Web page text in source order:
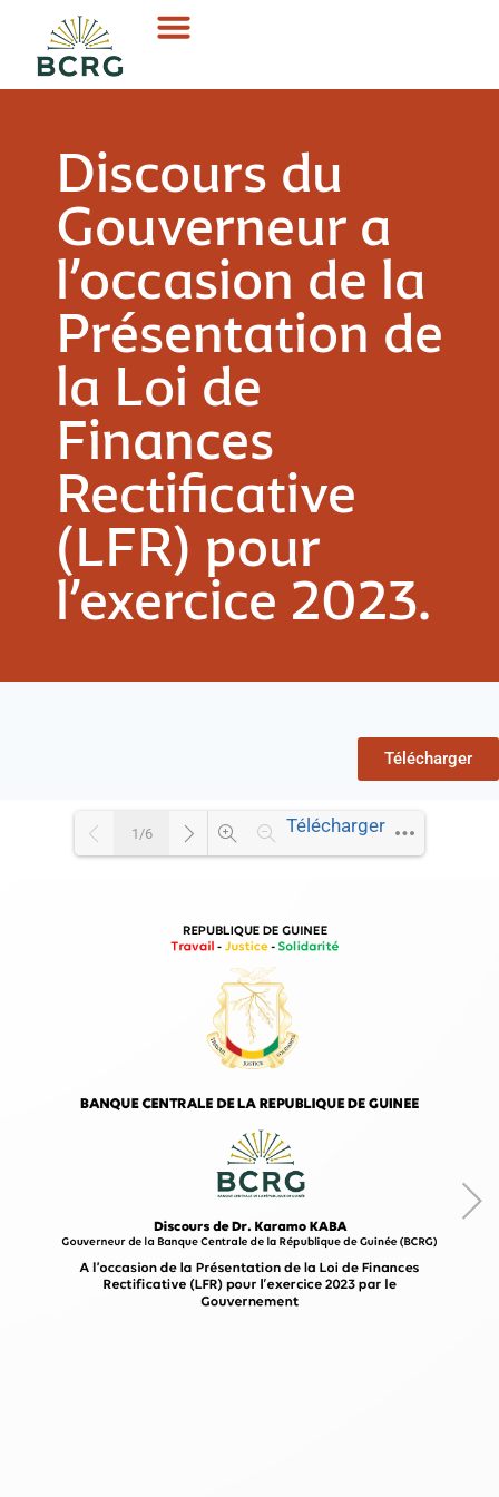
Discours du
Gouverneur a
l’occasion de la
Présentation de
la Loi de
Finances
Rectificative
(LFR) pour
l’exercice 2023.
Télécharger
1/6 Télécharger